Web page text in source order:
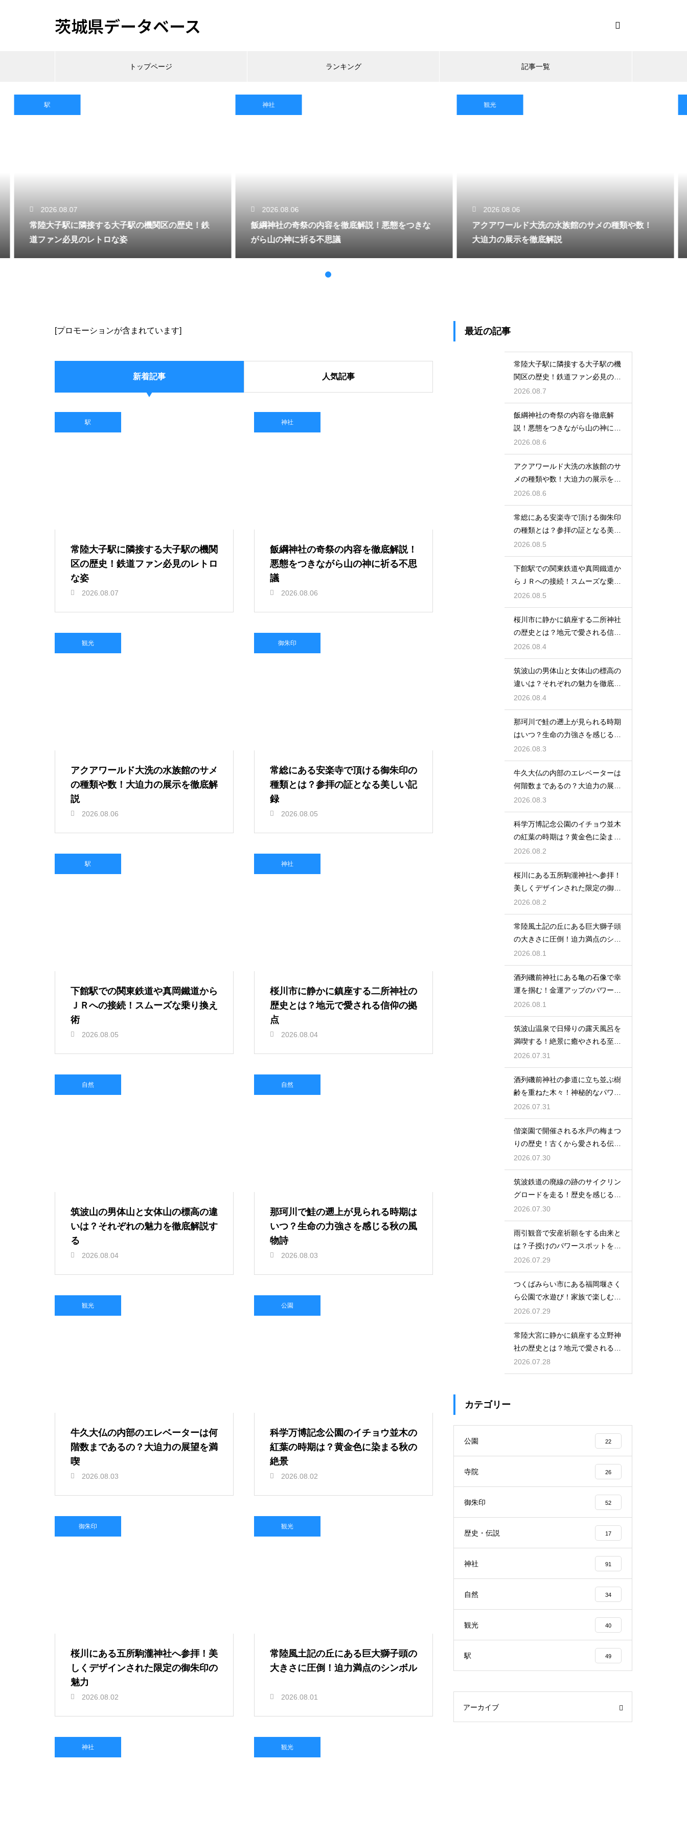
茨城県データベース
トップページ ランキング 記事一覧
駅
2026.08.07
常陸大子駅に隣接する大子駅の機関区の歴史！鉄
道ファン必見のレトロな姿
神社
2026.08.06
飯綱神社の奇祭の内容を徹底解説！悪態をつきな
がら山の神に祈る不思議
観光
2026.08.06
アクアワールド大洗の水族館のサメの種類や数！
大迫力の展示を徹底解説
[プロモーションが含まれています]
新着記事 人気記事
駅
常陸大子駅に隣接する大子駅の機関
区の歴史！鉄道ファン必見のレトロ
な姿
2026.08.07
神社
飯綱神社の奇祭の内容を徹底解説！
悪態をつきながら山の神に祈る不思
議
2026.08.06
観光
アクアワールド大洗の水族館のサメ
の種類や数！大迫力の展示を徹底解
説
2026.08.06
御朱印
常総にある安楽寺で頂ける御朱印の
種類とは？参拝の証となる美しい記
録
2026.08.05
駅
下館駅での関東鉄道や真岡鐵道から
ＪＲへの接続！スムーズな乗り換え
術
2026.08.05
神社
桜川市に静かに鎮座する二所神社の
歴史とは？地元で愛される信仰の拠
点
2026.08.04
自然
筑波山の男体山と女体山の標高の違
いは？それぞれの魅力を徹底解説す
る
2026.08.04
自然
那珂川で鮭の遡上が見られる時期は
いつ？生命の力強さを感じる秋の風
物詩
2026.08.03
観光
牛久大仏の内部のエレベーターは何
階数まであるの？大迫力の展望を満
喫
2026.08.03
公園
科学万博記念公園のイチョウ並木の
紅葉の時期は？黄金色に染まる秋の
絶景
2026.08.02
御朱印
桜川にある五所駒瀧神社へ参拝！美
しくデザインされた限定の御朱印の
魅力
2026.08.02
観光
常陸風土記の丘にある巨大獅子頭の
大きさに圧倒！迫力満点のシンボル
2026.08.01
神社 観光
最近の記事
常陸大子駅に隣接する大子駅の機
関区の歴史！鉄道ファン必見のレ
トロな姿
2026.08.7
飯綱神社の奇祭の内容を徹底解
説！悪態をつきながら山の神に祈
る不思議
2026.08.6
アクアワールド大洗の水族館のサ
メの種類や数！大迫力の展示を徹
底解説
2026.08.6
常総にある安楽寺で頂ける御朱印
の種類とは？参拝の証となる美し
い記録
2026.08.5
下館駅での関東鉄道や真岡鐵道か
らＪＲへの接続！スムーズな乗り
換え術
2026.08.5
桜川市に静かに鎮座する二所神社
の歴史とは？地元で愛される信仰
の拠点
2026.08.4
筑波山の男体山と女体山の標高の
違いは？それぞれの魅力を徹底解
説する
2026.08.4
那珂川で鮭の遡上が見られる時期
はいつ？生命の力強さを感じる秋
の風物詩
2026.08.3
牛久大仏の内部のエレベーターは
何階数まであるの？大迫力の展望
を満喫
2026.08.3
科学万博記念公園のイチョウ並木
の紅葉の時期は？黄金色に染まる
秋の絶景
2026.08.2
桜川にある五所駒瀧神社へ参拝！
美しくデザインされた限定の御朱
印の魅力
2026.08.2
常陸風土記の丘にある巨大獅子頭
の大きさに圧倒！迫力満点のシン
ボル
2026.08.1
酒列磯前神社にある亀の石像で幸
運を掴む！金運アップのパワース
ポット
2026.08.1
筑波山温泉で日帰りの露天風呂を
満喫する！絶景に癒やされる至福
の時間
2026.07.31
酒列磯前神社の参道に立ち並ぶ樹
齢を重ねた木々！神秘的なパワー
を満喫
2026.07.31
偕楽園で開催される水戸の梅まつ
りの歴史！古くから愛される伝統
の由来
2026.07.30
筑波鉄道の廃線の跡のサイクリン
グロードを走る！歴史を感じる自
転車の旅
2026.07.30
雨引観音で安産祈願をする由来と
は？子授けのパワースポットを徹
底解説
2026.07.29
つくばみらい市にある福岡堰さく
ら公園で水遊び！家族で楽しむ休
日の午後
2026.07.29
常陸大宮に静かに鎮座する立野神
社の歴史とは？地元で愛される信
仰の拠点
2026.07.28
カテゴリー
公園 22
寺院 26
御朱印 52
歴史・伝説 17
神社 91
自然 34
観光 40
駅 49
アーカイブ